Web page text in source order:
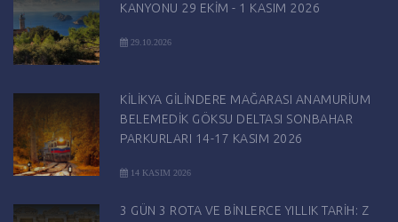
KANYONU 29 EKİM - 1 KASIM 2026
29.10.2026
KİLİKYA GİLİNDERE MAĞARASI ANAMURİUM
BELEMEDİK GÖKSU DELTASI SONBAHAR
PARKURLARI 14-17 KASIM 2026
14 KASIM 2026
3 GÜN 3 ROTA VE BİNLERCE YILLIK TARİH: Z